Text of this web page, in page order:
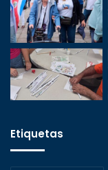
Etiquetas